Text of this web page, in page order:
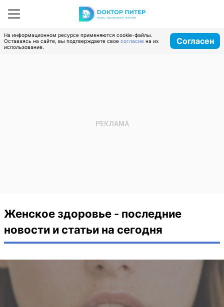
На информационном ресурсе применяются cookie-файлы.
Оставаясь на сайте, вы подтверждаете свое согласие на их
использование.
Согласен
Женское здоровье - последние
новости и статьи на сегодня